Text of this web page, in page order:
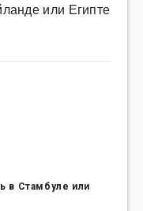
или Египте
в Стамбуле или